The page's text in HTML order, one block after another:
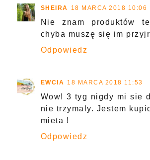
SHEIRA 18 MARCA 2018 10:06
Nie znam produktów
chyba muszę się im
Odpowiedz
EWCIA 18 MARCA 2018 11:53
Wow! 3 tyg nigdy mi sie
nie trzymaly. Jestem
mieta !
Odpowiedz